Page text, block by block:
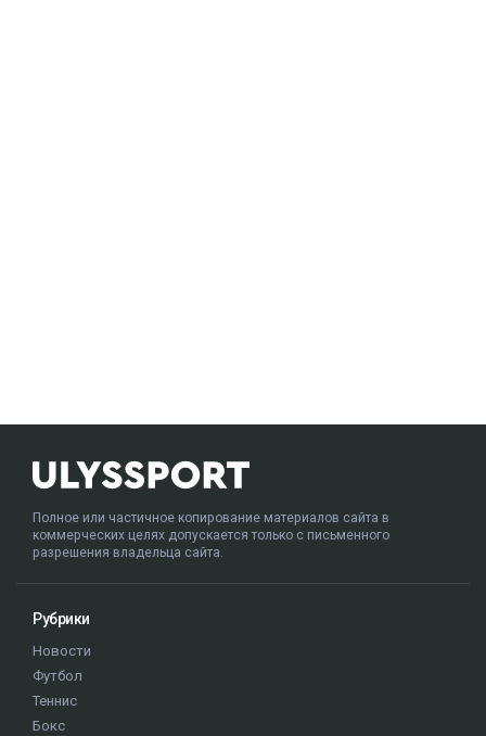
Полное или частичное копирование материалов сайта в
коммерческих целях допускается только с письменного
разрешения владельца сайта.
Рубрики
Новости
Футбол
Теннис
Бокс